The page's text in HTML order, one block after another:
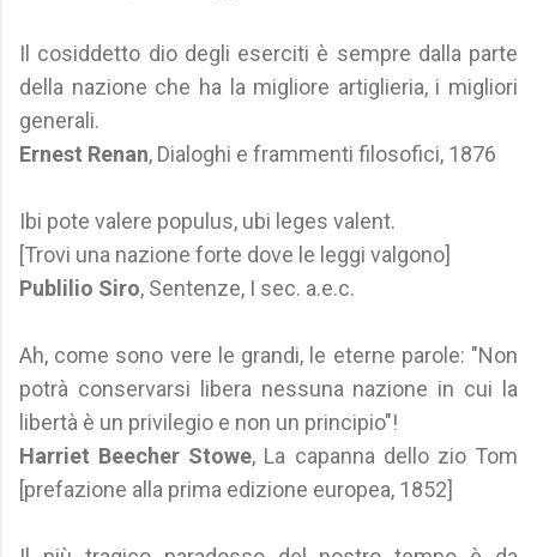
Il cosiddetto dio degli eserciti è sempre dalla parte
della nazione che ha la migliore artiglieria, i migliori
generali.
Ernest Renan, Dialoghi e frammenti filosofici, 1876
Ibi pote valere populus, ubi leges valent.
[Trovi una nazione forte dove le leggi valgono]
Publilio Siro, Sentenze, I sec. a.e.c.
Ah, come sono vere le grandi, le eterne parole: "Non
potrà conservarsi libera nessuna nazione in cui la
libertà è un privilegio e non un principio"!
Harriet Beecher Stowe, La capanna dello zio Tom
[prefazione alla prima edizione europea, 1852]